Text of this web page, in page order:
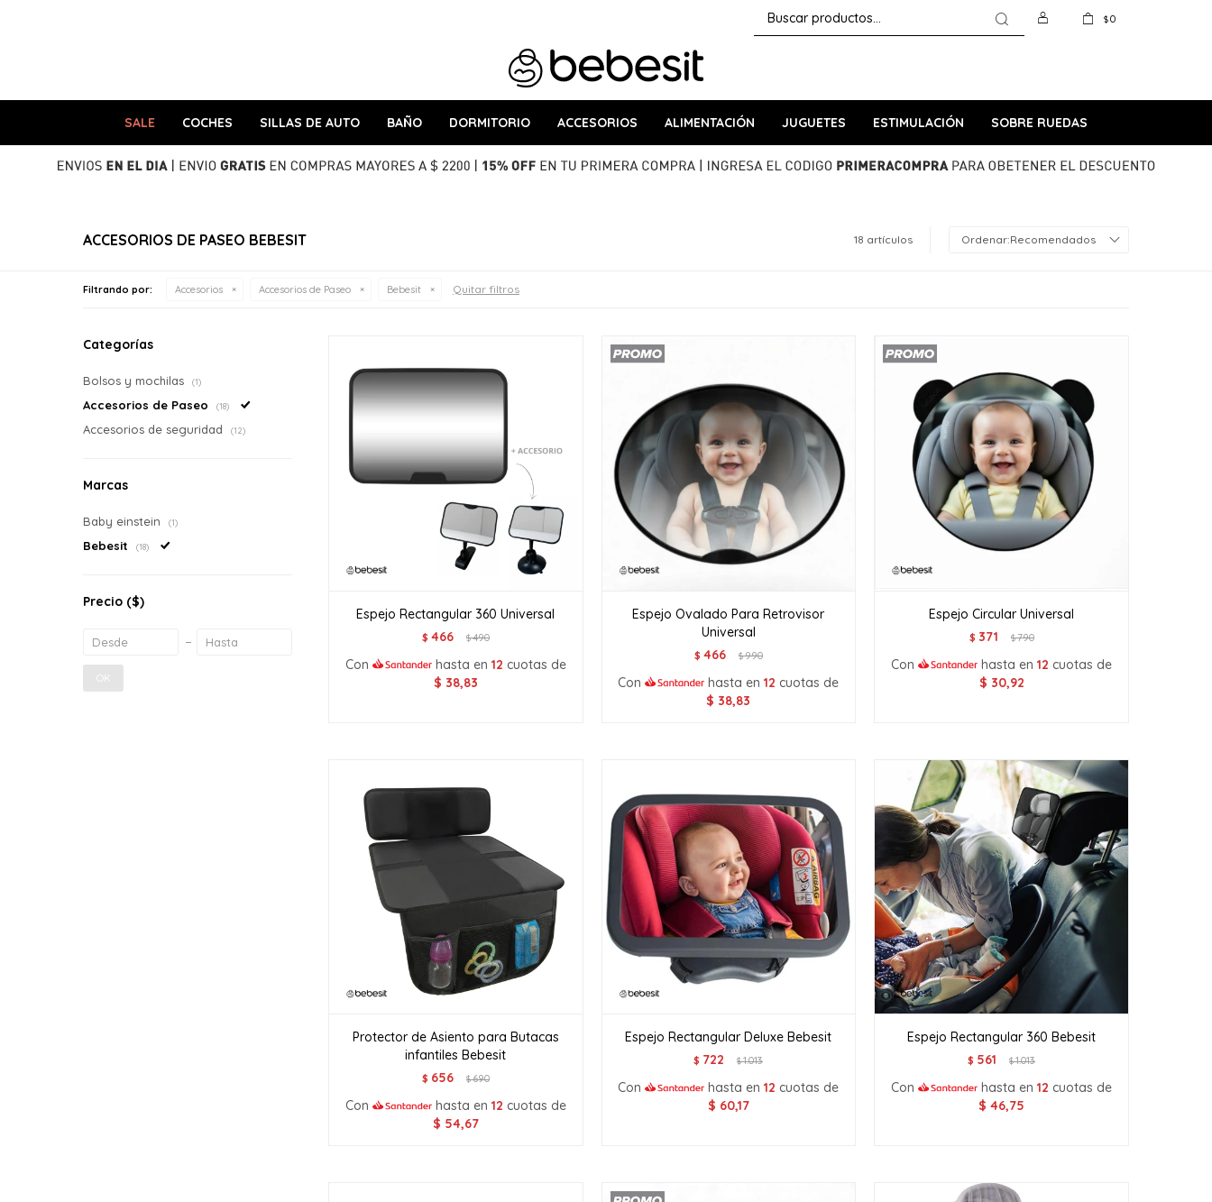
SALE COCHES SILLAS DE AUTO BAÑO DORMITORIO ACCESORIOS ALIMENTACIÓN JUGUETES ESTIMULACIÓN SOBRE RUEDAS
$0
ACCESORIOS DE PASEO BEBESIT 18 artículos Recomendados
Filtrando por: Accesorios Accesorios de Paseo Bebesit Quitar filtros
Espejo Rectangular 360 Universal
$ 466 $490
Con hasta en 12 cuotas de
$ 38,83
Espejo Ovalado Para Retrovisor
Universal
$ 466 $990
Con hasta en12 cuotas de
$ 38,83
Espejo Circular Universal
$ 371 $790
Con hasta en12 cuotas de
$ 30,92
Protector de Asiento para Butacas
infantiles Bebesit
$ 656 $690
Con hasta en 12 cuotas de
$ 54,67
Espejo Rectangular Deluxe Bebesit
$ 722 $1.013
Con hasta en12 cuotas de
$ 60,17
Espejo Rectangular 360 Bebesit
$ 561 $1.013
Con hasta en12 cuotas de
$ 46,75
Categorías
Bolsos y mochilas (1)
Accesorios de Paseo (18)
Accesorios de seguridad (12)
Marcas
Baby einstein (1)
Bebesit (18)
Precio ($)
OK